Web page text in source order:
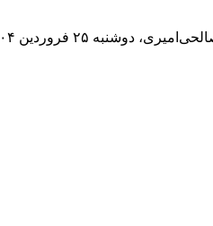
فروردین ۱۴۰۴ در دیدار…